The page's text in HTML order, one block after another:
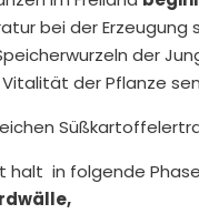
bei der
der
der Pflanze
halt in folgende